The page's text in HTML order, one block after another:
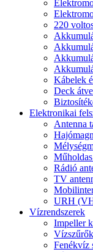
220
Kábelek
Deck
Elektronikai
Antenna
Rádió
TV
URH
Vízrendszerek
Impeller
Fenékvíz